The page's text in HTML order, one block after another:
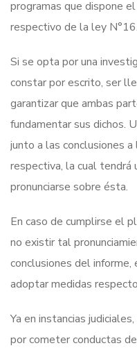
programas que dispone
respectivo de la ley
Si se opta por una
constar por escrito, ser
garantizar que ambas
fundamentar sus dichos.
junto a las conclusiones
respectiva, la cual tendrá
pronunciarse sobre ésta.
En caso de cumplirse el
no existir tal
conclusiones del
adoptar medidas
Ya en instancias
por cometer conductas